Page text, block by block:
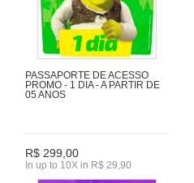
PASSAPORTE DE ACESSO
PROMO - 1 DIA - A PARTIR DE
05 ANOS
R$ 299,00
In up to 10X in R$ 29,90